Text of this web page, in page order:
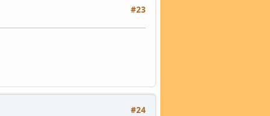
#23
#24